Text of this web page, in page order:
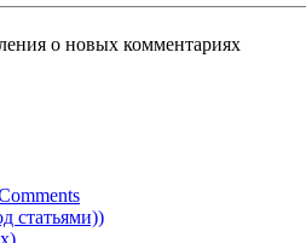
о новых комментариях